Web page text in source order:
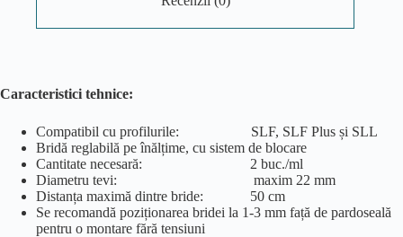
Caracteristici tehnice:
Compatibil cu profilurile: SLF, SLF Plus și SLL
Bridă reglabilă pe înălțime, cu sistem de blocare
Cantitate necesară: 2 buc./ml
Diametru tevi: maxim 22 mm
Distanța maximă dintre bride: 50 cm
Se recomandă poziționarea bridei la 1-3 mm față de pardoseală
pentru o montare fără tensiuni